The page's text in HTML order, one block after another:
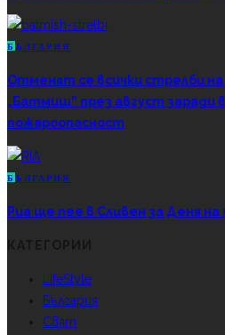
Б ЪЛГАРИЯ
Отменят се всички стрелби
„Батмиш“ през август заради
пожароопасност
Б ЪЛГАРИЯ
Риа ще пее в Сливен за Деня
LifeStyle
България
Свят